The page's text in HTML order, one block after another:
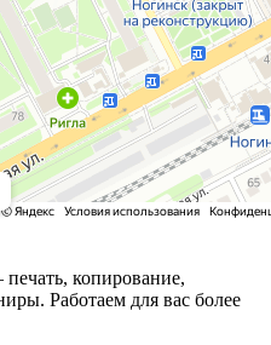
копирование,
Работаем для вас более